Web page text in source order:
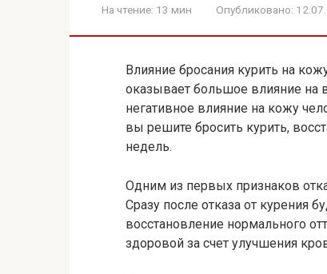
На чтение: 13 мин Опубликовано:
Влияние бросания курить на
оказывает большое влияние на
негативное влияние на кожу
вы решите бросить курить,
недель.
Одним из первых признаков
Сразу после отказа от курения
восстановление нормального
здоровой за счет улучшения